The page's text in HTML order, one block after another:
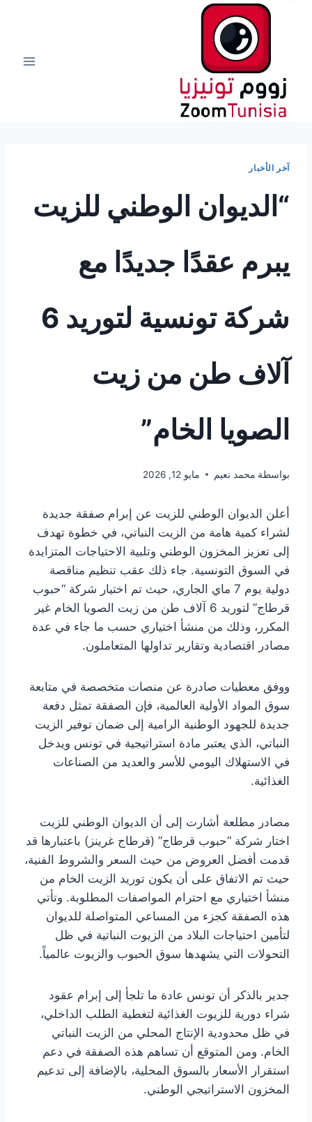
آخر الأخبار
“الديوان الوطني للزيت
يبرم عقدًا جديدًا مع
شركة تونسية لتوريد 6
آلاف طن من زيت
الصويا الخام”
بواسطة محمد نعيم مايو 12, 2026
أعلن الديوان الوطني للزيت عن إبرام صفقة جديدة
لشراء كمية هامة من الزيت النباتي، في خطوة تهدف
إلى تعزيز المخزون الوطني وتلبية الاحتياجات المتزايدة
في السوق التونسية. جاء ذلك عقب تنظيم مناقصة
دولية يوم 7 ماي الجاري، حيث تم اختيار شركة “حبوب
قرطاج” لتوريد 6 آلاف طن من زيت الصويا الخام غير
المكرر، وذلك من منشأ اختياري حسب ما جاء في عدة
مصادر اقتصادية وتقارير تداولها المتعاملون.
ووفق معطيات صادرة عن منصات متخصصة في متابعة
سوق المواد الأولية العالمية، فإن الصفقة تمثل دفعة
جديدة للجهود الوطنية الرامية إلى ضمان توفير الزيت
النباتي، الذي يعتبر مادة استراتيجية في تونس ويدخل
في الاستهلاك اليومي للأسر والعديد من الصناعات
الغذائية.
مصادر مطلعة أشارت إلى أن الديوان الوطني للزيت
اختار شركة “حبوب قرطاج” (قرطاج غرينز) باعتبارها قد
قدمت أفضل العروض من حيث السعر والشروط الفنية،
حيث تم الاتفاق على أن يكون توريد الزيت الخام من
منشأ اختياري مع احترام المواصفات المطلوبة. وتأتي
هذه الصفقة كجزء من المساعي المتواصلة للديوان
لتأمين احتياجات البلاد من الزيوت النباتية في ظل
التحولات التي يشهدها سوق الحبوب والزيوت عالمياً.
جدير بالذكر أن تونس عادة ما تلجأ إلى إبرام عقود
شراء دورية للزيوت الغذائية لتغطية الطلب الداخلي،
في ظل محدودية الإنتاج المحلي من الزيت النباتي
الخام. ومن المتوقع أن تساهم هذه الصفقة في دعم
استقرار الأسعار بالسوق المحلية، بالإضافة إلى تدعيم
المخزون الاستراتيجي الوطني.